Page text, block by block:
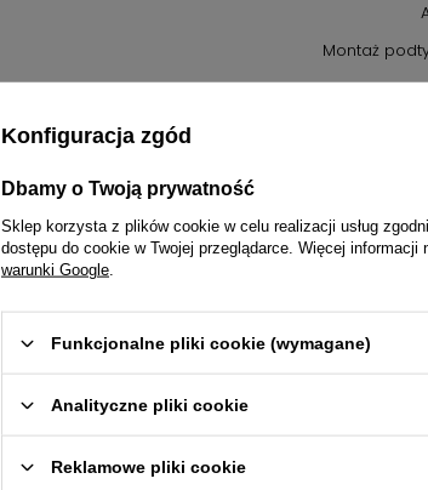
Montaż
Piktogram
Informacje o
Instrukcja bezpiecznego
Konfiguracja zgód
Dbamy o Twoją prywatność
Sklep korzysta z plików cookie w celu realizacji usług
dostępu do cookie w Twojej przeglądarce. Więcej
warunki Google
Funkcjonalne pliki cookie (wymagane)
Analityczne pliki cookie
Reklamowe pliki cookie